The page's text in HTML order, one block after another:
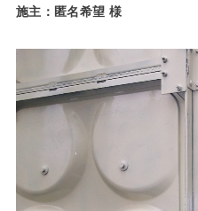
施主：匿名希望 様